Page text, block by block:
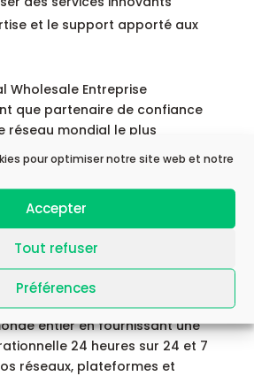
pour optimiser notre site web et notre
Accepter
Tout refuser
Préférences
et le support apporté aux
Wholesale Entreprise
que partenaire de confiance
réseau mondial le plus
transformation numérique
est responsable de la
l’optimisation des coûts des
IP, voix et mobiles pour
et Orange Business
Network and Services
mission d’assurer aux
une expérience de premier
entier en fournissant une
24 heures sur 24 et 7
réseaux, plateformes et